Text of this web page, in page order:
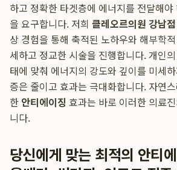
하고 정확한 타겟층에 에너지를 전달해야
을 요구합니다. 저희 클레오르의원 강남점
상 경험을 통해 축적된 노하우와 해부학
세하고 정교한 시술을 진행합니다. 개인
태에 맞춰 에너지의 강도와 깊이를 미세
증은 줄이고 효과는 극대화합니다. 자연
한 안티에이징 효과는 바로 이러한 의료
니다.
당신에게 맞는 최적의 안티